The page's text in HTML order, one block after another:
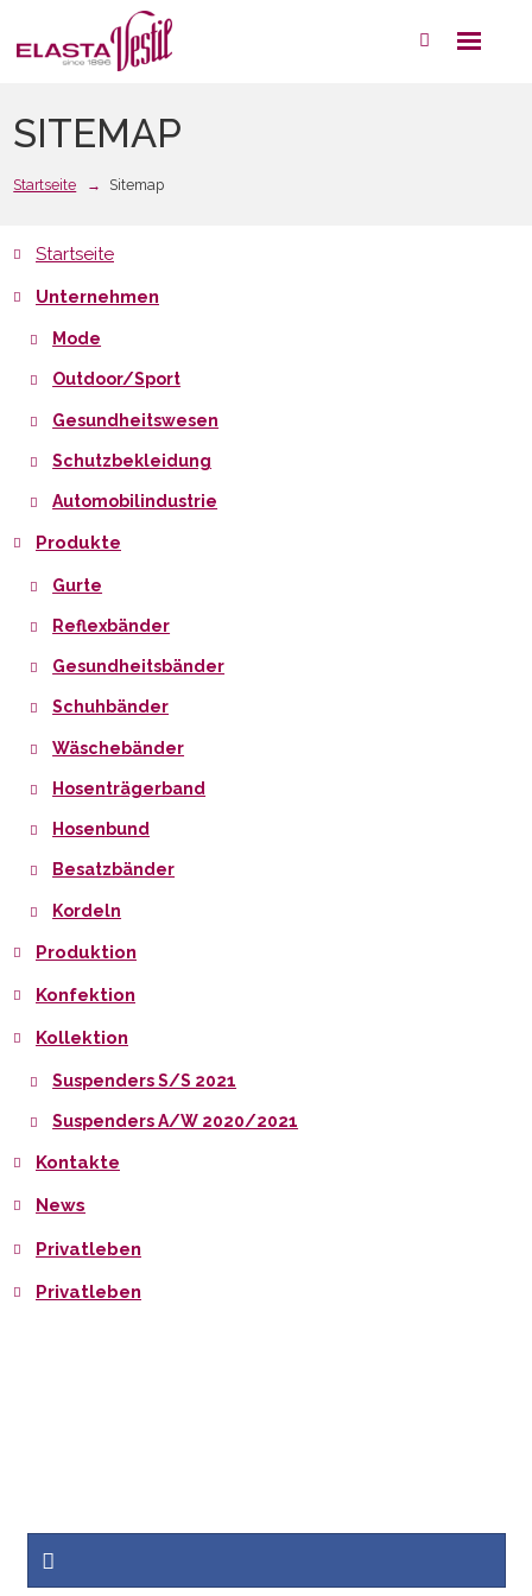
SITEMAP
Startseite Sitemap
Startseite
Unternehmen
Mode
Outdoor/Sport
Gesundheitswesen
Schutzbekleidung
Automobilindustrie
Produkte
Gurte
Reflexbänder
Gesundheitsbänder
Schuhbänder
Wäschebänder
Hosenträgerband
Hosenbund
Besatzbänder
Kordeln
Produktion
Konfektion
Kollektion
Suspenders S/S 2021
Suspenders A/W 2020/2021
Kontakte
News
Privatleben
Privatleben